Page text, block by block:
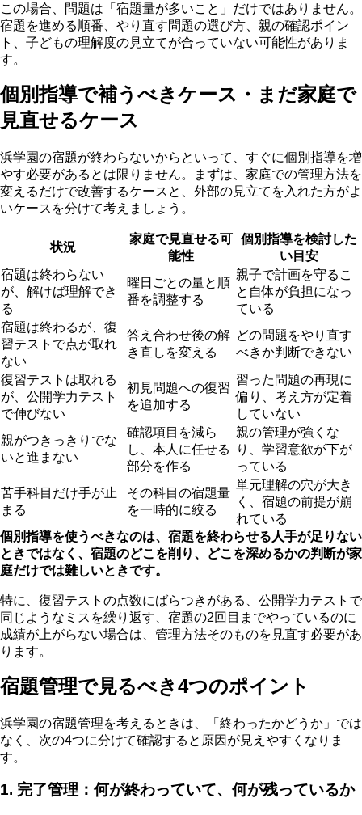
この場合、問題は「宿題量が多いこと」だけではありません。
宿題を進める順番、やり直す問題の選び方、親の確認ポイン
ト、子どもの理解度の見立てが合っていない可能性がありま
す。
個別指導で補うべきケース・まだ家庭で
見直せるケース
浜学園の宿題が終わらないからといって、すぐに個別指導を増
やす必要があるとは限りません。まずは、家庭での管理方法を
変えるだけで改善するケースと、外部の見立てを入れた方がよ
いケースを分けて考えましょう。
状況
家庭で見直せる可
能性
個別指導を検討した
い目安
宿題は終わらない
が、解けば理解でき
る
曜日ごとの量と順
番を調整する
親子で計画を守るこ
と自体が負担になっ
ている
宿題は終わるが、復
習テストで点が取れ
ない
答え合わせ後の解
き直しを変える
どの問題をやり直す
べきか判断できない
復習テストは取れる
が、公開学力テスト
で伸びない
初見問題への復習
を追加する
習った問題の再現に
偏り、考え方が定着
していない
親がつきっきりでな
いと進まない
確認項目を減ら
し、本人に任せる
部分を作る
親の管理が強くな
り、学習意欲が下が
っている
苦手科目だけ手が止
まる
その科目の宿題量
を一時的に絞る
単元理解の穴が大き
く、宿題の前提が崩
れている
個別指導を使うべきなのは、宿題を終わらせる人手が足りない
ときではなく、宿題のどこを削り、どこを深めるかの判断が家
庭だけでは難しいときです。
特に、復習テストの点数にばらつきがある、公開学力テストで
同じようなミスを繰り返す、宿題の2回目までやっているのに
成績が上がらない場合は、管理方法そのものを見直す必要があ
ります。
宿題管理で見るべき4つのポイント
浜学園の宿題管理を考えるときは、「終わったかどうか」では
なく、次の4つに分けて確認すると原因が見えやすくなりま
す。
1. 完了管理：何が終わっていて、何が残っているか